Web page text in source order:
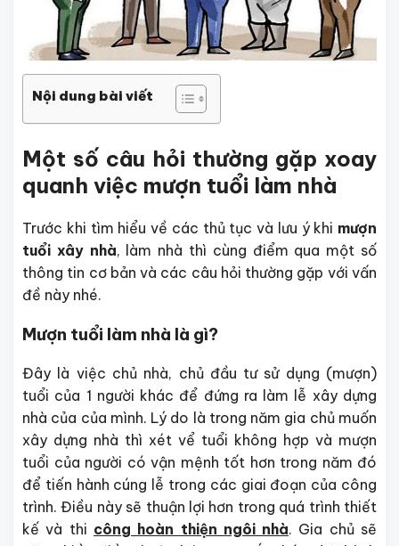
Nội dung bài viết
Một số câu hỏi thường gặp xoay
quanh việc mượn tuổi làm nhà
Trước khi tìm hiểu về các thủ tục và lưu ý khi mượn
tuổi xây nhà, làm nhà thì cùng điểm qua một số
thông tin cơ bản và các câu hỏi thường gặp với vấn
đề này nhé.
Mượn tuổi làm nhà là gì?
Đây là việc chủ nhà, chủ đầu tư sử dụng (mượn)
tuổi của 1 người khác để đứng ra làm lễ xây dựng
nhà của của mình. Lý do là trong năm gia chủ muốn
xây dựng nhà thì xét vể tuổi không hợp và mượn
tuổi của người có vận mệnh tốt hơn trong năm đó
để tiến hành cúng lễ trong các giai đoạn của công
trình. Điều này sẽ thuận lợi hơn trong quá trình thiết
kế và thi công hoàn thiện ngôi nhà. Gia chủ sẽ